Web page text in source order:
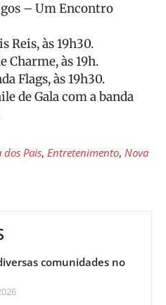
– Um Encontro
Reis, às 19h30.
Charme, às 19h.
Flags, às 19h30.
de Gala com a banda
dos Pais, Entretenimento, Nova
comunidades no